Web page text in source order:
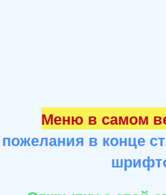
Меню в самом
пожелания в конце